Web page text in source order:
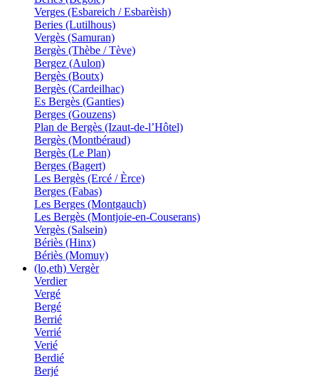
Verges (Esbareich / Esbarèish)
Beries (Lutilhous)
Vergès (Samuran)
Bergès (Thèbe / Tève)
Bergez (Aulon)
Bergès (Boutx)
Bergès (Cardeilhac)
Es Bergès (Ganties)
Berges (Gouzens)
Plan de Bergès (Izaut-de-l’Hôtel)
Bergès (Montbéraud)
Bergès (Le Plan)
Berges (Bagert)
Les Bergès (Ercé / Èrce)
Berges (Fabas)
Les Berges (Montgauch)
Les Bergès (Montjoie-en-Couserans)
Vergès (Salsein)
Bériès (Hinx)
Bériès (Momuy)
(lo,eth) Vergèr
Verdier
Vergé
Bergé
Berrié
Verrié
Verié
Berdié
Berjé